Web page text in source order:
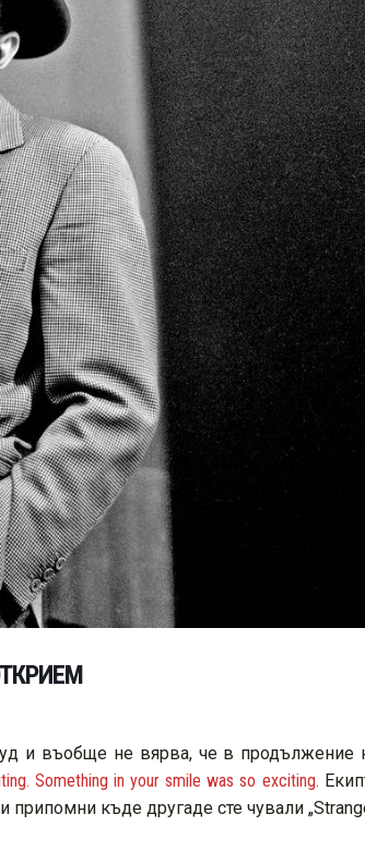
и въобще не вярва, че в продължение
Something in your smile was so exciting.
припомни къде другаде сте чували